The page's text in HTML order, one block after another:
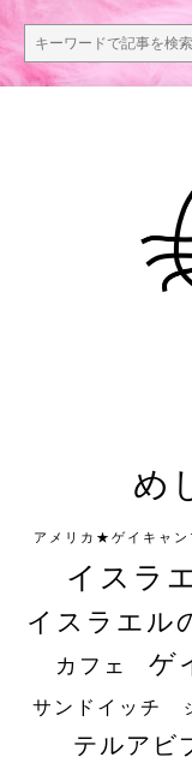
め
アメリカ★ゲイキャン
イスラ
イスラエル
カフェ ゲ
サンドイッチ
テルアビ